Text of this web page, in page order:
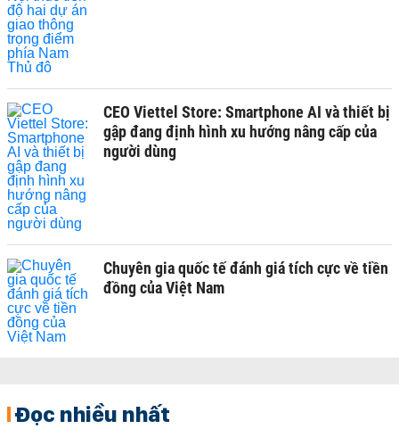
CEO Viettel Store: Smartphone AI và thiết bị
gập đang định hình xu hướng nâng cấp của
người dùng
Chuyên gia quốc tế đánh giá tích cực về tiền
đồng của Việt Nam
Đọc nhiều nhất